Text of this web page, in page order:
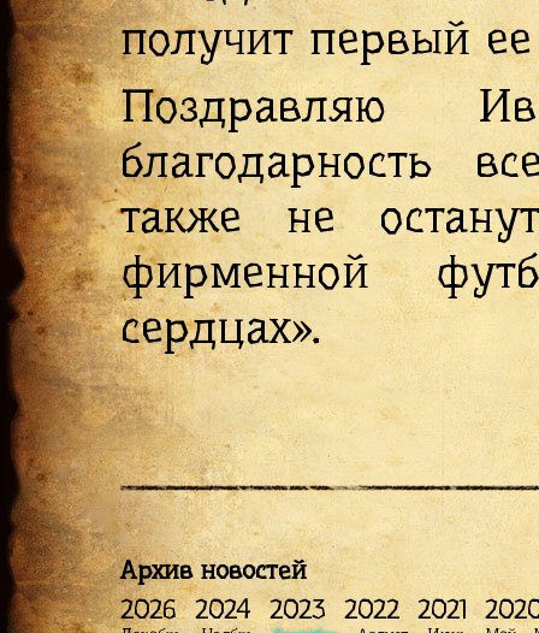
получит первый
Поздравляю
благодарность
также не
фирменной
сердцах».
Архив новостей
2026 2024 2023 2022 2021